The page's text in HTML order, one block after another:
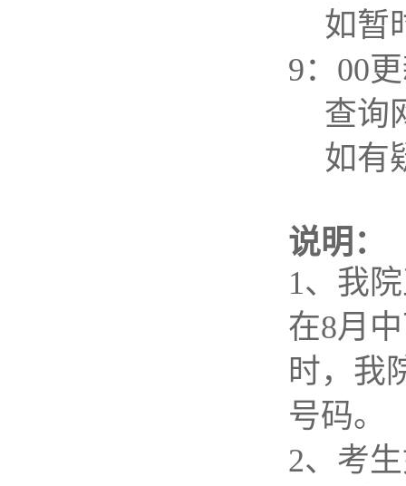
如暂
9： 00
查询
如有
说明：
1、我
在8月
时，我
号码。
2、考